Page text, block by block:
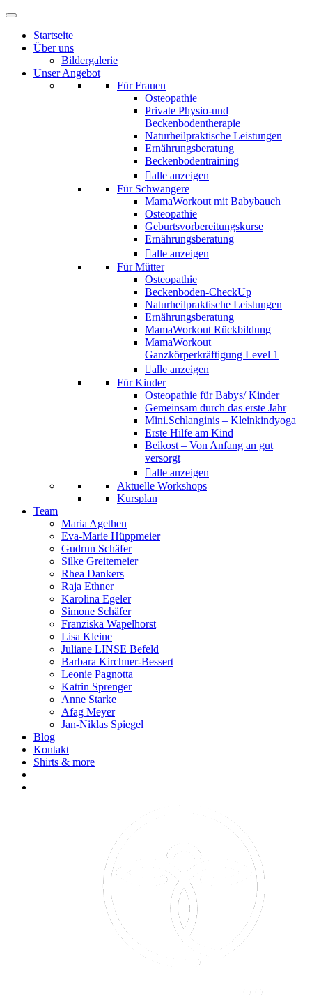
Startseite
Über uns
Bildergalerie
Unser Angebot
Für Frauen
Osteopathie
Private Physio-und
Beckenbodentherapie
Naturheilpraktische Leistungen
Ernährungsberatung
Beckenbodentraining
alle anzeigen
Für Schwangere
MamaWorkout mit Babybauch
Osteopathie
Geburtsvorbereitungskurse
Ernährungsberatung
alle anzeigen
Für Mütter
Osteopathie
Beckenboden-CheckUp
Naturheilpraktische Leistungen
Ernährungsberatung
MamaWorkout Rückbildung
MamaWorkout
Ganzkörperkräftigung Level 1
alle anzeigen
Für Kinder
Osteopathie für Babys/ Kinder
Gemeinsam durch das erste Jahr
Mini.Schlanginis – Kleinkindyoga
Erste Hilfe am Kind
Beikost – Von Anfang an gut
versorgt
alle anzeigen
Aktuelle Workshops
Kursplan
Team
Maria Agethen
Eva-Marie Hüppmeier
Gudrun Schäfer
Silke Greitemeier
Rhea Dankers
Raja Ethner
Karolina Egeler
Simone Schäfer
Franziska Wapelhorst
Lisa Kleine
Juliane LINSE Befeld
Barbara Kirchner-Bessert
Leonie Pagnotta
Katrin Sprenger
Anne Starke
Afag Meyer
Jan-Niklas Spiegel
Blog
Kontakt
Shirts & more